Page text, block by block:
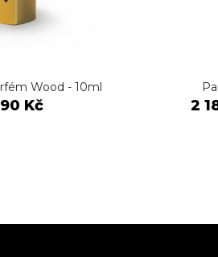
Wood - 10ml
Kč 2